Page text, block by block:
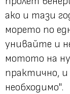
ако и тази
морето по
унивайте и
мотото на
практично, и
необходимо".